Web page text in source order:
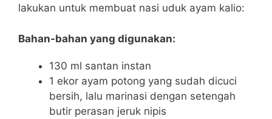
lakukan untuk membuat nasi uduk ayam kalio:
Bahan-bahan yang digunakan:
130 ml santan instan
1 ekor ayam potong yang sudah dicuci
bersih, lalu marinasi dengan setengah
butir perasan jeruk nipis